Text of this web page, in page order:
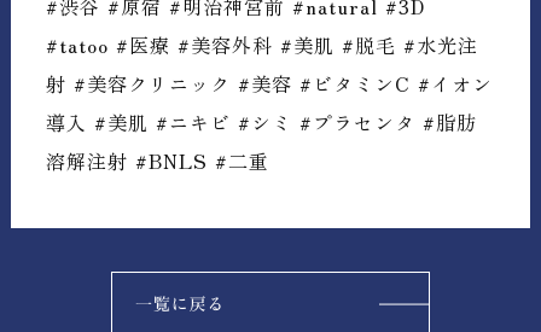
#渋谷 #原宿 #明治神宮前 #natural #3D
#tatoo #医療 #美容外科 #美肌 #脱毛 #水光注
射 #美容クリニック #美容 #ビタミンC #イオン
導入 #美肌 #ニキビ #シミ #プラセンタ #脂肪
溶解注射 #BNLS #二重